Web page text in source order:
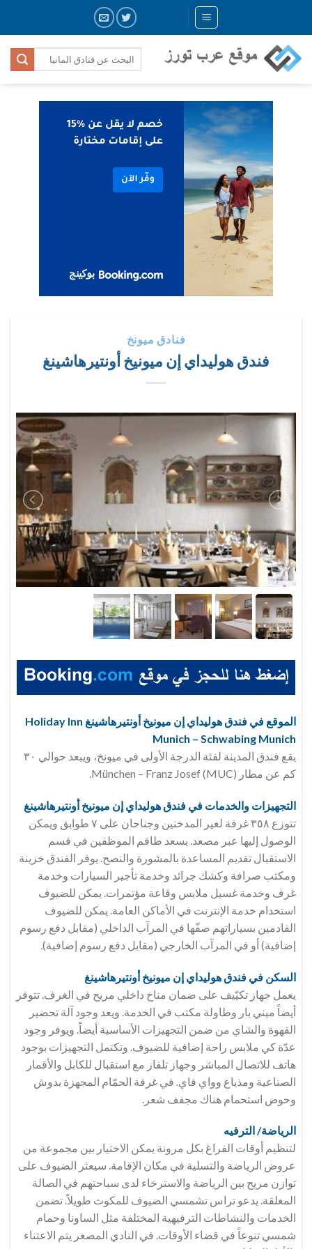
content
فنادق ميونخ
فندق هوليداي إن ميونيخ أونتيرهاشينغ
الموقع في فندق هوليداي إن ميونيخ أونتيرهاشينغ Holiday Inn
Munich – Schwabing Munich
يقع فندق المدينة لفئة الدرجة الأولى في ميونخ، ويبعد حوالي ٣٠
كم عن مطار München – Franz Josef (MUC).
التجهيزات والخدمات في فندق هوليداي إن ميونيخ أونتيرهاشينغ
تتوزع ٣٥٨ غرفة لغير المدخنين وجناحان على ٧ طوابق ويمكن
الوصول إليها عبر مصعد. يسعد طاقم الموظفين في قسم
الاستقبال تقديم المساعدة بالمشورة والنصح. يوفر الفندق خزينة
ومكتب صرافة وكشك جرائد وخدمة تأجير السيارات وخدمة
غرف وخدمة غسيل ملابس وقاعة مؤتمرات. يمكن للضيوف
استخدام خدمة الإنترنت في الأماكن العامة. يمكن للضيوف
القادمين بسياراتهم صفّها في المرآب الداخلي (مقابل دفع رسوم
إضافية) أو في المرآب الخارجي (مقابل دفع رسوم إضافية).
السكن في فندق هوليداي إن ميونيخ أونتيرهاشينغ
يعمل جهاز تكيّيف على ضمان مناخ داخلي مريح في الغرف. تتوفر
أيضاً ميني بار وطاولة مكتب في الخدمة. ويعد وجود آلة تحضير
القهوة والشاي من ضمن التجهيزات الأساسية أيضاً. ويوفر وجود
عدّة كي ملابس راحة إضافية للضيوف. وتكتمل التجهيزات بوجود
هاتف للاتصال المباشر وجهاز تلفاز مع استقبال للكابل والأقمار
الصناعية ومذياع وواي فاي. في غرفة الحمّام المجهزة بدوش
وحوض استحمام هناك مجفف شعر.
الرياضة/ الترفيه
لتنظيم أوقات الفراغ بكل مرونة يمكن الاختيار بين مجموعة من
عروض الرياضة والتسلية في مكان الإقامة. سيعثر الضيوف على
توازن مريح بين الرياضة والاسترخاء لدى سباحتهم في الصالة
المغلقة. يدعو تراس تشمسي الضيوف للمكوث طويلاً. تضمن
الخدمات والنشاطات الترفيهية المختلفة مثل الساونا وحمام
شمسي تنوعاً في قضاء الأوقات. في النادي المصغر يتم الاعتناء